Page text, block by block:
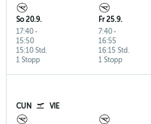
So 20.9.
17:40-
15:50
1 Stopp
15:10 Std.
Fr 25.9.
7:40-
16:55
1 Stopp
16:15 Std.
CUN VIE